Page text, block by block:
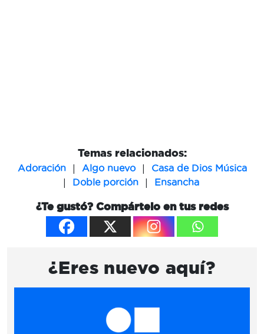
Temas relacionados:
Adoración | Algo nuevo | Casa de Dios Música
| Doble porción | Ensancha
¿Te gustó? Compártelo en tus redes
¿Eres nuevo aquí?